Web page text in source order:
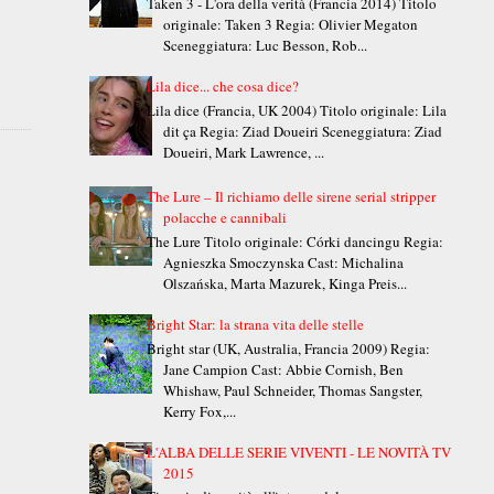
originale: Taken 3 Regia: Olivier Megaton
Sceneggiatura: Luc Besson, Rob...
Lila dice... che cosa dice?
Lila dice (Francia, UK 2004) Titolo originale: Lila
dit ça Regia: Ziad Doueiri Sceneggiatura: Ziad
Doueiri, Mark Lawrence, ...
The Lure – Il richiamo delle sirene serial stripper
polacche e cannibali
The Lure Titolo originale: Córki dancingu Regia:
Agnieszka Smoczynska Cast: Michalina
Olszańska, Marta Mazurek, Kinga Preis...
Bright Star: la strana vita delle stelle
Bright star (UK, Australia, Francia 2009) Regia:
Jane Campion Cast: Abbie Cornish, Ben
Whishaw, Paul Schneider, Thomas Sangster,
Kerry Fox,...
L'ALBA DELLE SERIE VIVENTI - LE NOVITÀ TV
2015